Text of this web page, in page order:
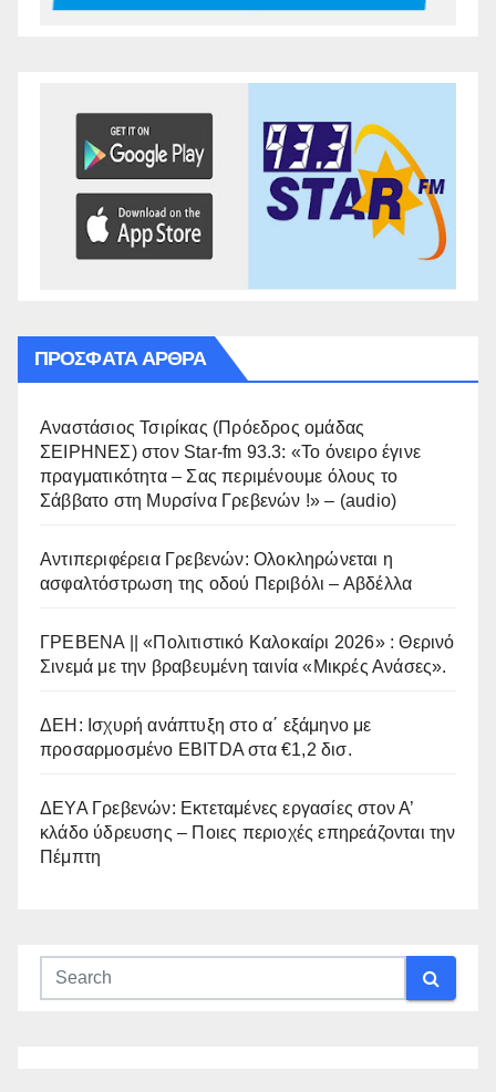
ΠΡΌΣΦΑΤΑ ΆΡΘΡΑ
Αναστάσιος Τσιρίκας (Πρόεδρος ομάδας
ΣΕΙΡΗΝΕΣ) στον Star-fm 93.3: «Το όνειρο έγινε
πραγματικότητα – Σας περιμένουμε όλους το
Σάββατο στη Μυρσίνα Γρεβενών !» – (audio)
Αντιπεριφέρεια Γρεβενών: Ολοκληρώνεται η
ασφαλτόστρωση της οδού Περιβόλι – Αβδέλλα
ΓΡΕΒΕΝΑ || «Πολιτιστικό Καλοκαίρι 2026» : Θερινό
Σινεμά με την βραβευμένη ταινία «Μικρές Ανάσες».
ΔΕΗ: Ισχυρή ανάπτυξη στο α΄ εξάμηνο με
προσαρμοσμένο EBITDA στα €1,2 δισ.
ΔΕΥΑ Γρεβενών: Εκτεταμένες εργασίες στον Α’
κλάδο ύδρευσης – Ποιες περιοχές επηρεάζονται την
Πέμπτη